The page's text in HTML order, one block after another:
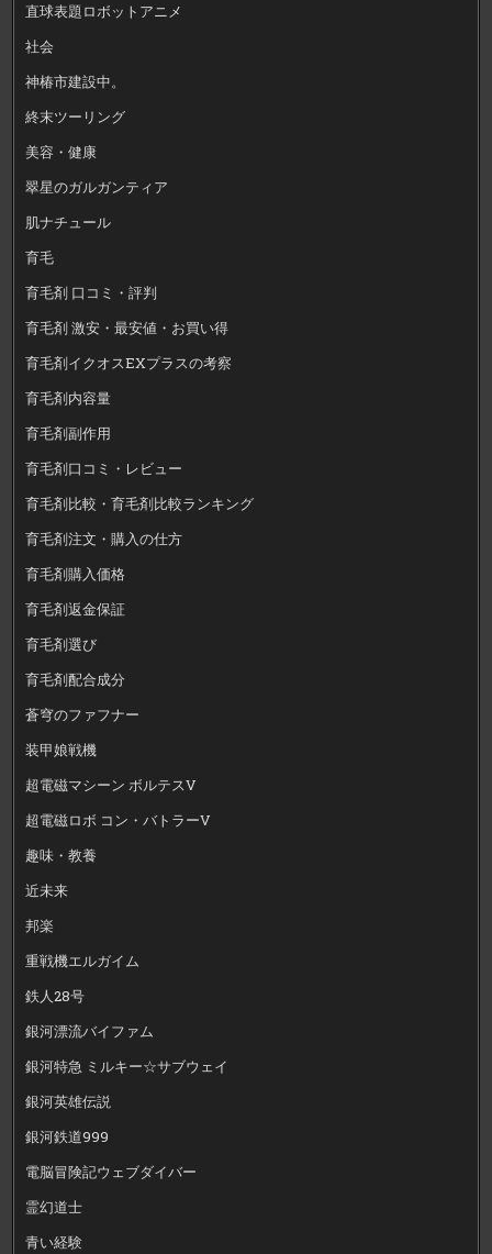
直球表題ロボットアニメ
社会
神椿市建設中。
終末ツーリング
美容・健康
翠星のガルガンティア
肌ナチュール
育毛
育毛剤 口コミ・評判
育毛剤 激安・最安値・お買い得
育毛剤イクオスEXプラスの考察
育毛剤内容量
育毛剤副作用
育毛剤口コミ・レビュー
育毛剤比較・育毛剤比較ランキング
育毛剤注文・購入の仕方
育毛剤購入価格
育毛剤返金保証
育毛剤選び
育毛剤配合成分
蒼穹のファフナー
装甲娘戦機
超電磁マシーン ボルテスV
超電磁ロボ コン・バトラーV
趣味・教養
近未来
邦楽
重戦機エルガイム
鉄人28号
銀河漂流バイファム
銀河特急 ミルキー☆サブウェイ
銀河英雄伝説
銀河鉄道999
電脳冒険記ウェブダイバー
霊幻道士
青い経験